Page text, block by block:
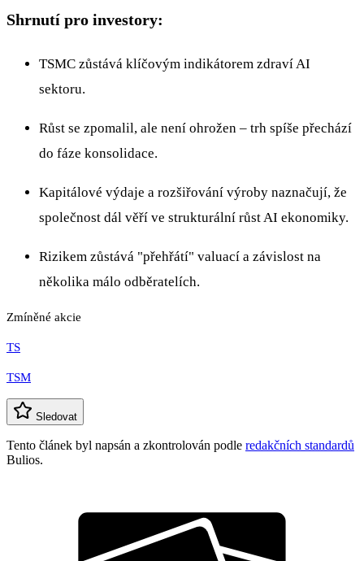
Shrnutí pro investory:
TSMC zůstává klíčovým indikátorem zdraví AI
sektoru.
Růst se zpomalil, ale není ohrožen – trh spíše přechází
do fáze konsolidace.
Kapitálové výdaje a rozšiřování výroby naznačují, že
společnost dál věří ve strukturální růst AI ekonomiky.
Rizikem zůstává "přehřátí" valuací a závislost na
několika málo odběratelích.
Zmíněné akcie
TS
TSM
Sledovat
Tento článek byl napsán a zkontrolován podle redakčních standardů
Bulios.